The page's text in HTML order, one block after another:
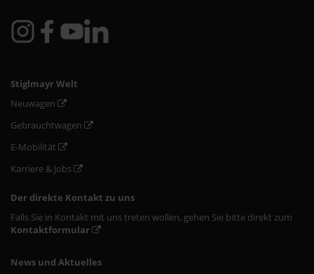
Stiglmayr Welt
Neuwagen
Gebrauchtwagen
E-Mobilität
Karriere & Jobs
Der direkte Kontakt zu uns
Falls Sie in Kontakt mit uns treten wollen, gehen Sie bitte direkt zum
Kontaktformular
News und Aktuelles